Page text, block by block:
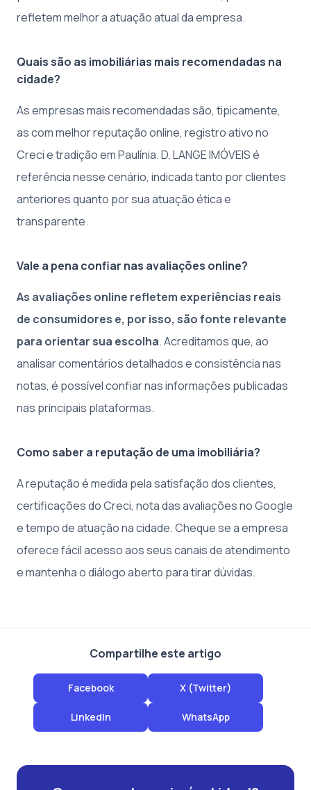
refletem melhor a atuação atual da empresa.
Quais são as imobiliárias mais recomendadas na
cidade?
As empresas mais recomendadas são, tipicamente,
as com melhor reputação online, registro ativo no
Creci e tradição em Paulínia. D. LANGE IMÓVEIS é
referência nesse cenário, indicada tanto por clientes
anteriores quanto por sua atuação ética e
transparente.
Vale a pena confiar nas avaliações online?
As avaliações online refletem experiências reais
de consumidores e, por isso, são fonte relevante
para orientar sua escolha. Acreditamos que, ao
analisar comentários detalhados e consistência nas
notas, é possível confiar nas informações publicadas
nas principais plataformas.
Como saber a reputação de uma imobiliária?
A reputação é medida pela satisfação dos clientes,
certificações do Creci, nota das avaliações no Google
e tempo de atuação na cidade. Cheque se a empresa
oferece fácil acesso aos seus canais de atendimento
e mantenha o diálogo aberto para tirar dúvidas.
Compartilhe este artigo
Facebook X (Twitter)
LinkedIn WhatsApp